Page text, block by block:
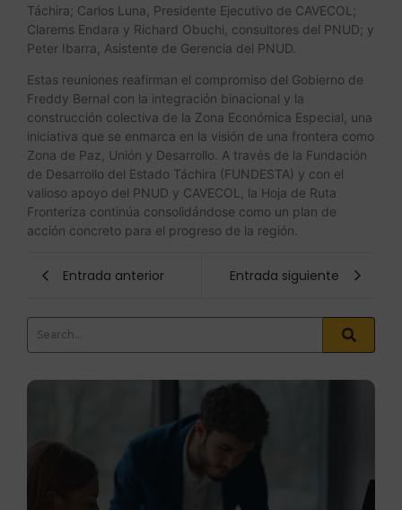
Táchira; Carlos Luna, Presidente Ejecutivo de CAVECOL;
Clarems Endara y Richard Obuchi, consultores del PNUD; y
Peter Ibarra, Asistente de Gerencia del PNUD.
Estas reuniones reafirman el compromiso del Gobierno de
Freddy Bernal con la integración binacional y la
construcción colectiva de la Zona Económica Especial, una
iniciativa que se enmarca en la visión de una frontera como
Zona de Paz, Unión y Desarrollo. A través de la Fundación
de Desarrollo del Estado Táchira (FUNDESTA) y con el
valioso apoyo del PNUD y CAVECOL, la Hoja de Ruta
Fronteriza continúa consolidándose como un plan de
acción concreto para el progreso de la región.
Entrada anterior Entrada siguiente